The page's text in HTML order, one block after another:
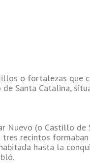
o fortalezas que
Santa Catalina,
Nuevo (o Castillo de
recintos formaban
hasta la